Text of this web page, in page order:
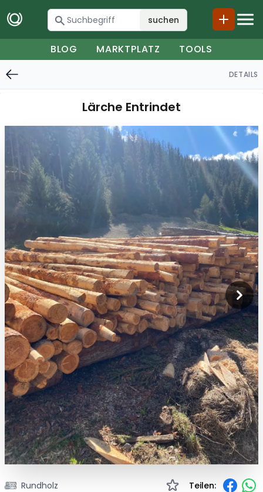
suchen
BLOG MARKTPLATZ TOOLS
DETAILS
Lärche Entrindet
Rundholz Teilen: